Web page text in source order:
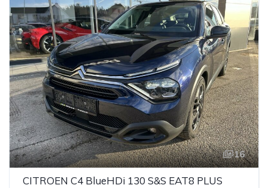
16
CITROEN C4 BlueHDi 130 S&S EAT8 PLUS